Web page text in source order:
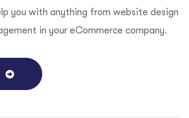
you with anything from website design
in your eCommerce company.